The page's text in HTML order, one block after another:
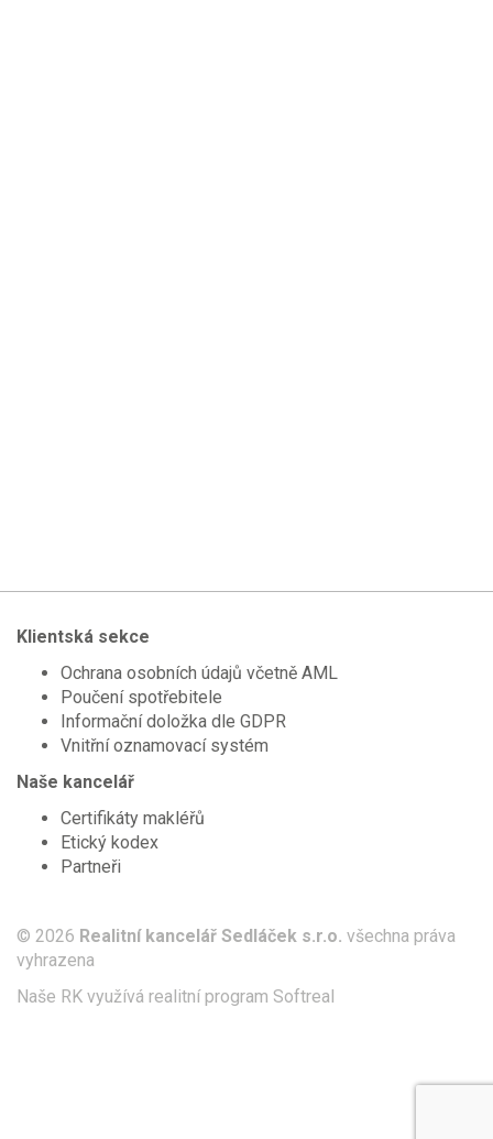
Klientská sekce
Ochrana osobních údajů včetně AML
Poučení spotřebitele
Informační doložka dle GDPR
Vnitřní oznamovací systém
Naše kancelář
Certifikáty makléřů
Etický kodex
Partneři
© 2026 Realitní kancelář Sedláček s.r.o. všechna práva
vyhrazena
Naše RK využívá realitní program Softreal